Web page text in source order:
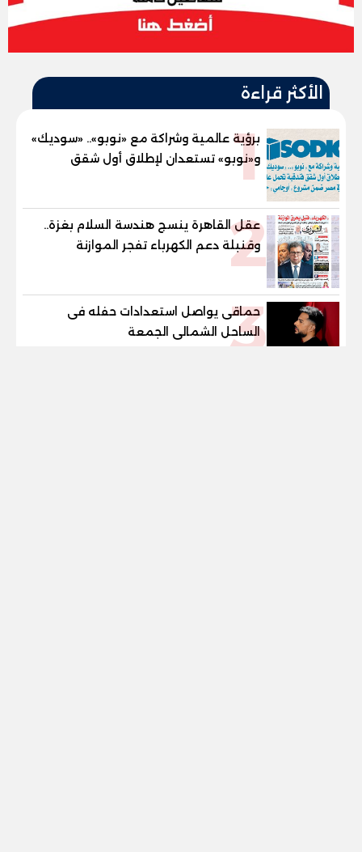
الأكثر قراءة
1
برؤية عالمية وشراكة مع «نوبو».. «سوديك»
و«نوبو» تستعدان لإطلاق أول شقق
فندقية تحمل علامة "نوبو" العالمية في
2
عقل القاهرة ينسج هندسة السلام بغزة..
وقنبلة دعم الكهرباء تفجر الموازنة
3
حماقى يواصل استعدادات حفله فى
الساحل الشمالى الجمعة